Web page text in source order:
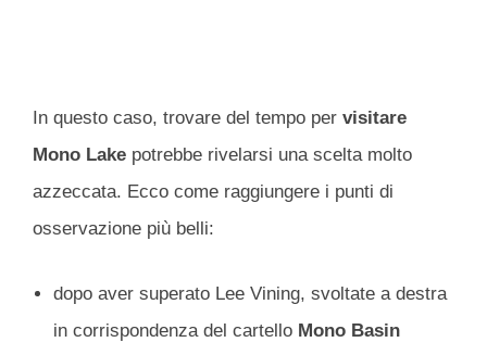
In questo caso, trovare del tempo per visitare
Mono Lake potrebbe rivelarsi una scelta molto
azzeccata. Ecco come raggiungere i punti di
osservazione più belli:
dopo aver superato Lee Vining, svoltate a destra
in corrispondenza del cartelloMono Basin